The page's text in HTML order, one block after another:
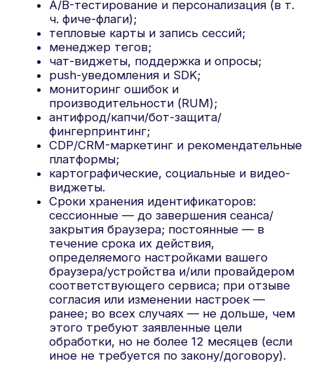
аффилированным лицам Оператора;
провайдерам хостинга/облаков/CDN; CRM/
службам рассылок и коллтрекинга; провайдерам
веб-аналитики/рекламы/маркетинговых
платформ; системам платёжной обработки;
службам доставки; провайдерам техподдержки/
тикет-систем; HR-сервисам; организаторам
мероприятий/вебинаров; поставщикам
электронного документооборота и ЭП;
юридическим консультантам и аудиторам; иным
лицам в случаях, предусмотренных законом. С
такими лицами заключаются договоры
поручения обработки и обеспечиваются
необходимые меры защиты. Актуальный
перечень категорий/получателей и цели указан в
Политике обработки ПДн Оператора и
предоставляется по запросу.
11. Трансграничная передача данных
Передача может осуществляться в государства,
обеспечивающие адекватную защиту прав
субъектов ПДн, а также в иные государства при
наличии данного письменного согласия и/или
иных оснований, предусмотренных
законодательством РФ (ст. 12 ФЗ-152). Перечень
стран/получателей и правовых оснований указан
в Политике обработки ПДн Оператора и
предоставляется по запросу.
12. Права субъекта и отзыв согласия
Вы вправе получать сведения об обработке,
доступ и копии данных, требовать уточнения,
блокирования, удаления, ограничения обработки,
а также отзывать согласие полностью или